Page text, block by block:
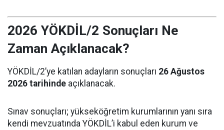
2026 YÖKDİL/2 Sonuçları Ne
Zaman Açıklanacak?
YÖKDİL/2’ye katılan adayların sonuçları 26 Ağustos
2026 tarihinde açıklanacak.
Sınav sonuçları; yükseköğretim kurumlarının yanı sıra
kendi mevzuatında YÖKDİL’i kabul eden kurum ve